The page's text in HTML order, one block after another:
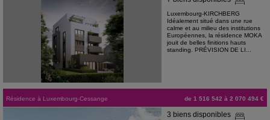
Luxembourg-KIRCHBERG
Idéalement situé dans une rue
calme et au milieu des institutions
Européennes, la résidence MOKA
jouit de belles finitions hauts
standing. PRÉVISION DE LI...
Résidence à Luxembourg-Cessange de 1 516 542 à 2 070 494 €
3 biens disponibles